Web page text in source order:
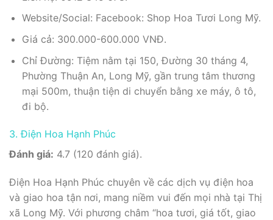
Website/Social: Facebook: Shop Hoa Tươi Long Mỹ.
Giá cả: 300.000-600.000 VNĐ.
Chỉ Đường: Tiệm nằm tại 150, Đường 30 tháng 4,
Phường Thuận An, Long Mỹ, gần trung tâm thương
mại 500m, thuận tiện di chuyển bằng xe máy, ô tô,
đi bộ.
3. Điện Hoa Hạnh Phúc
Đánh giá: 4.7 (120 đánh giá).
Điện Hoa Hạnh Phúc chuyên về các dịch vụ điện hoa
và giao hoa tận nơi, mang niềm vui đến mọi nhà tại Thị
xã Long Mỹ. Với phương châm “hoa tươi, giá tốt, giao